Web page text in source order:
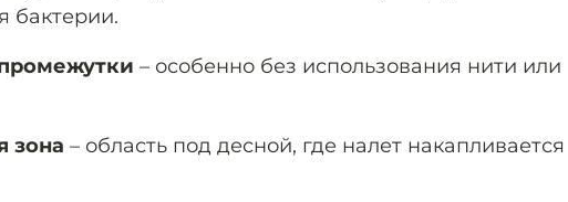
бактерии.
– особенно без использования нити или
зона – область под десной, где налет накапливается